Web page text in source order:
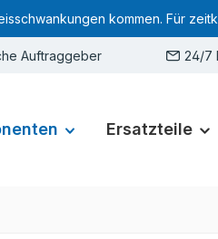
kommen. Für
Auftraggeber 24/7
Ersatzteile